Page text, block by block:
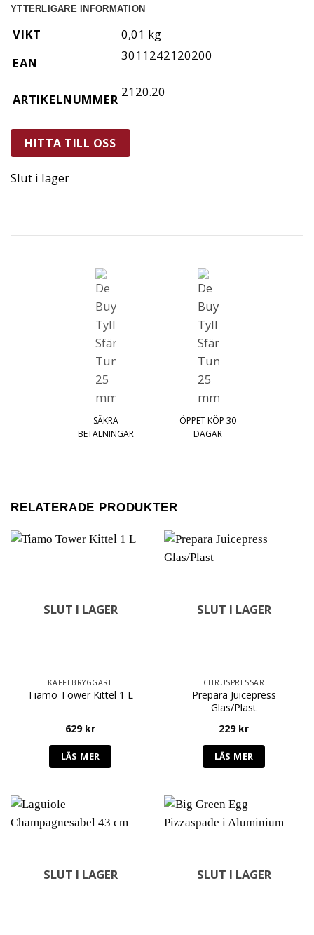
YTTERLIGARE INFORMATION
VIKT
0,01 kg
EAN
3011242120200
ARTIKELNUMMER 2120.20
HITTA TILL OSS
Slut i lager
SÄKRA
BETALNINGAR
ÖPPET KÖP 30
DAGAR
RELATERADE PRODUKTER
SLUT I LAGER
KAFFEBRYGGARE
Tiamo Tower Kittel 1 L
629 kr
LÄS MER
SLUT I LAGER
CITRUSPRESSAR
Prepara Juicepress
Glas/Plast
229 kr
LÄS MER
SLUT I LAGER SLUT I LAGER